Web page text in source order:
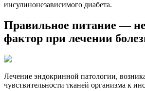
инсулинонезависимого диабета.
Правильное питание —
фактор при лечении
Лечение эндокринной патологии,
чувствительности тканей организма к